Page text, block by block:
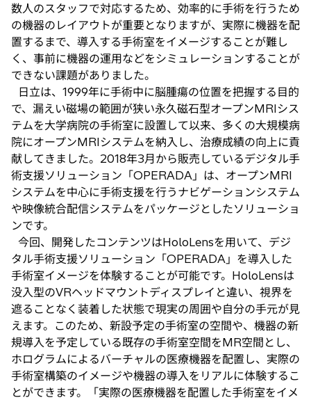
数人のスタッフで対応するため、効率的に手術を行うため
の機器のレイアウトが重要となりますが、実際に機器を配
置するまで、導入する手術室をイメージすることが難し
く、事前に機器の運用などをシミュレーションすることが
できない課題がありました。
日立は、1999年に手術中に脳腫瘍の位置を把握する目的
で、漏えい磁場の範囲が狭い永久磁石型オープンMRIシス
テムを大学病院の手術室に設置して以来、多くの大規模病
院にオープンMRIシステムを納入し、治療成績の向上に貢
献してきました。2018年3月から販売しているデジタル手
術支援ソリューション「OPERADA」は、オープンMRI
システムを中心に手術支援を行うナビゲーションシステム
や映像統合配信システムをパッケージとしたソリューショ
ンです。
今回、開発したコンテンツはHoloLensを用いて、デジ
タル手術支援ソリューション「OPERADA」を導入した
手術室イメージを体験することが可能です。HoloLensは
没入型のVRヘッドマウントディスプレイと違い、視界を
遮ることなく装着した状態で現実の周囲や自分の手元が見
えます。このため、新設予定の手術室の空間や、機器の新
規導入を予定している既存の手術室空間をMR空間とし、
ホログラムによるバーチャルの医療機器を配置し、実際の
手術室構築のイメージや機器の導入をリアルに体験するこ
とができます。「実際の医療機器を配置した手術室をイメ